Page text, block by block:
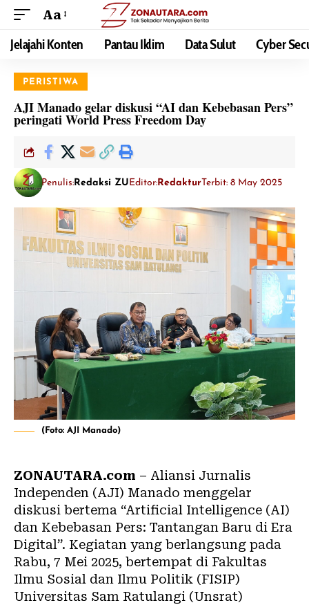
Aa
Jelajahi Konten Pantau Iklim Data Sulut Cyber
PERISTIWA
AJI Manado gelar diskusi “AI dan Kebebasan Pers”
peringati World Press Freedom Day
Penulis: Redaksi ZU Editor: RedakturTerbit: 8 May 2025
(Foto: AJI Manado)
ZONAUTARA.com – Aliansi Jurnalis
Independen (AJI) Manado menggelar
diskusi bertema “Artificial Intelligence (AI)
dan Kebebasan Pers: Tantangan Baru di Era
Digital”. Kegiatan yang berlangsung pada
Rabu, 7 Mei 2025, bertempat di Fakultas
Ilmu Sosial dan Ilmu Politik (FISIP)
Universitas Sam Ratulangi (Unsrat)